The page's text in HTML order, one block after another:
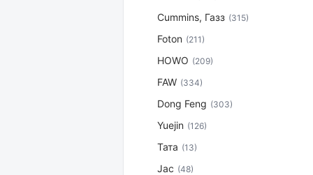
Cummins, Газз (315)
Foton (211)
HOWO (209)
FAW (334)
Dong Feng (303)
Yuejin (126)
Тата (13)
Jac (48)